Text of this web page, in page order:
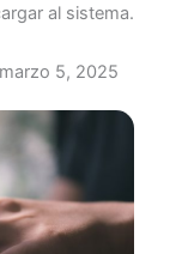
al sistema.
marzo 5, 2025